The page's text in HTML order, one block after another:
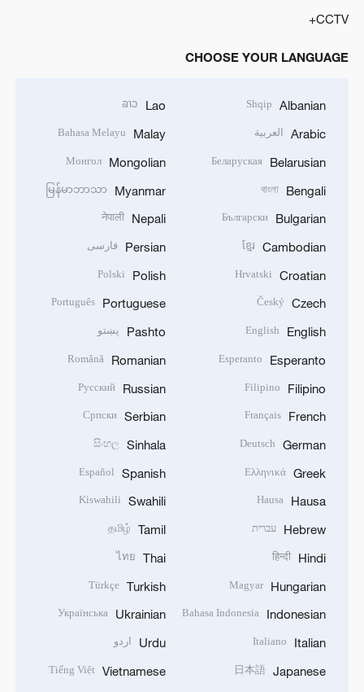
CCTV+
CHOOSE YOUR LANGUAGE
Albanian
Shqip
Arabic العربية
Belarusian
Беларуская
Bengali
বাংলা
Bulgarian
Български
Cambodian
ខ្មែរ
Croatian
Hrvatski
Czech
Český
English
English
Esperanto
Esperanto
Filipino
Filipino
French
Français
German
Deutsch
Greek
Ελληνικά
Hausa
Hausa
Hebrew עברית
Hindi
हिन्दी
Hungarian
Magyar
Indonesian
Bahasa Indonesia
Italian
Italiano
Japanese
日本語
Lao
ລາວ
Malay
Bahasa Melayu
Mongolian
Монгол
Myanmar
မြန်မာဘာသာ
Nepali
नेपाली
Persian فارسی
Polish
Polski
Portuguese
Português
Pashto پښتو
Romanian
Română
Russian
Русский
Serbian
Српски
Sinhala
සිංහල
Spanish
Español
Swahili
Kiswahili
Tamil
தமிழ்
Thai
ไทย
Turkish
Türkçe
Ukrainian
Українська
Urdu اردو
Vietnamese
Tiếng Việt